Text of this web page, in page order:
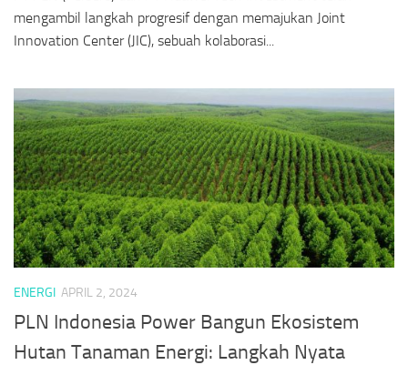
mengambil langkah progresif dengan memajukan Joint
Innovation Center (JIC), sebuah kolaborasi...
ENERGI APRIL 2, 2024
PLN Indonesia Power Bangun Ekosistem
Hutan Tanaman Energi: Langkah Nyata